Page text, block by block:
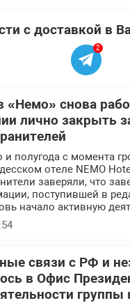
с доставкой в
2
«Немо» снова
лично закрыть
полугода с момента
отеле NEMO
заверяли, что
поступившей в
начало активную
связи с РФ и
в Офис